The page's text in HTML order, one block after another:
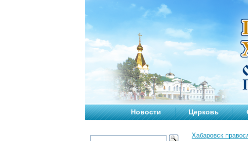
Новости Церковь
Хабаровск